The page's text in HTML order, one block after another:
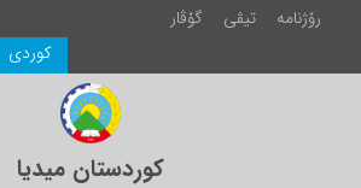
رۆژنامە تیڤی
گۆڤار
كوردی
کوردستان میدیا